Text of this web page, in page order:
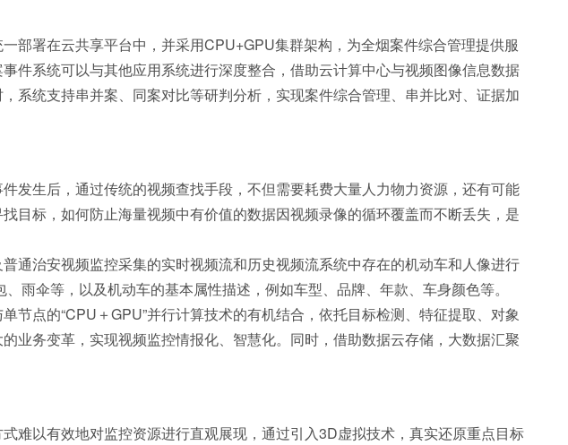
部署在云共享平台中，并采用CPU+GPU集群架构，为全烟案件综合管理提供服
件系统可以与其他应用系统进行深度整合，借助云计算中心与视频图像信息数据
系统支持串并案、同案对比等研判分析，实现案件综合管理、串并比对、证据加
发生后，通过传统的视频查找手段，不但需要耗费大量人力物力资源，还有可能
目标，如何防止海量视频中有价值的数据因视频录像的循环覆盖而不断丢失，是
通治安视频监控采集的实时视频流和历史视频流系统中存在的机动车和人像进行
雨伞等，以及机动车的基本属性描述，例如车型、品牌、年款、车身颜色等。
点的“CPU＋GPU”并行计算技术的有机结合，依托目标检测、特征提取、对象
业务变革，实现视频监控情报化、智慧化。同时，借助数据云存储，大数据汇聚
难以有效地对监控资源进行直观展现，通过引入3D虚拟技术，真实还原重点目标